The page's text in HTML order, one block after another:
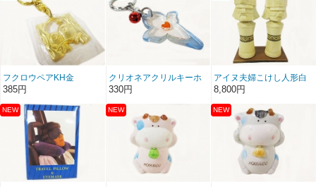
フクロウペアKH金
385円
クリオネアクリルキーホ
ルダー
330円
アイヌ夫婦こけし人形白
８号
8,800円